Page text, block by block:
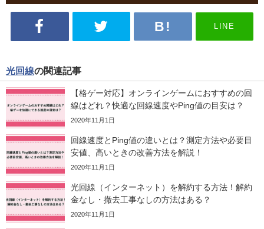
LINE
光回線の関連記事
【格ゲー対応】オンラインゲームにおすすめの回
線はどれ？快適な回線速度やPing値の目安は？
2020年11月1日
回線速度とPing値の違いとは？測定方法や必要目
安値、高いときの改善方法を解説！
2020年11月1日
光回線（インターネット）を解約する方法！解約
金なし・撤去工事なしの方法はある？
2020年11月1日